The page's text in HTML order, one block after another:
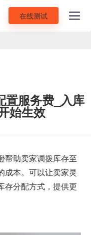
在线测试
置服务费_入库
始生效
帮助卖家调拨库存至
成本。可以让卖家灵
存分配方式，提供更